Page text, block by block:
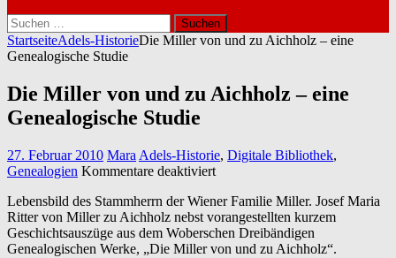
Suchen
nach:
StartseiteAdels-HistorieDie Miller von und zu Aichholz – eine
Genealogische Studie
Die Miller von und zu Aichholz – eine
Genealogische Studie
27. Februar 2010 Mara Adels-Historie, Digitale Bibliothek,
Genealogien Kommentare deaktiviertfür
Miller
von
und
zu
Lebensbild des Stammherrn der Wiener Familie Miller. Josef Maria
Ritter von Miller zu Aichholz nebst vorangestellten kurzem
Geschichtsauszüge aus dem Woberschen Dreibändigen
Genealogischen Werke, „Die Miller von und zu Aichholz“.